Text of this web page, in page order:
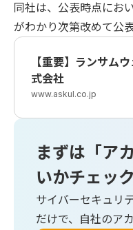
同社は、公表時点にお
がわかり次第改めて公
【重要】ランサム
式会社
www.askul.co.jp
まずは「ア
いかチェッ
サイバーセキュリ
だけで、自社のア